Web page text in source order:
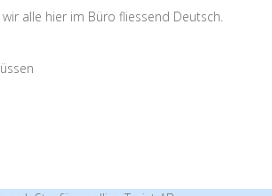
alle hier im Büro fliessend Deutsch.